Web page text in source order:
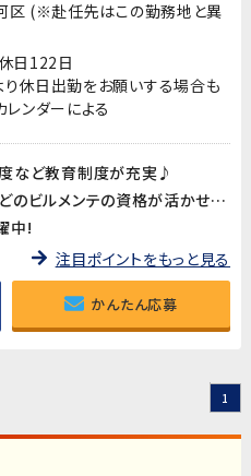
区 (※赴任先はこの勤務地と異
日122日
休日出勤をお願いする場合も
ンダーによる
など教育制度が充実♪
電気工事士や施工管理士などのビルメンテの資格が活かせます!
中!
注目ポイントをもっと見る
かんたん応募
1